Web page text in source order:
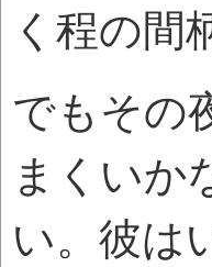
く程の間
でもその
まくいか
い。彼は